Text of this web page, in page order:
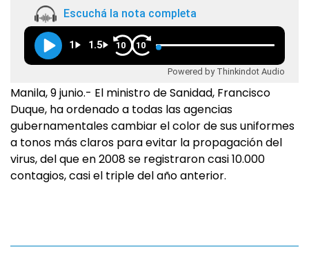
Escuchá la nota completa
1 1.5 10 10
Powered by Thinkindot Audio
Manila, 9 junio.- El ministro de Sanidad, Francisco
Duque, ha ordenado a todas las agencias
gubernamentales cambiar el color de sus uniformes
a tonos más claros para evitar la propagación del
virus, del que en 2008 se registraron casi 10.000
contagios, casi el triple del año anterior.